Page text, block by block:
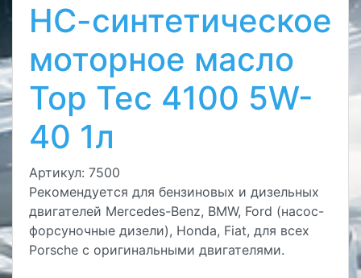
НС-синтетическое
моторное масло
Top Tec 4100 5W-
40 1л
Артикул: 7500
Рекомендуется для бензиновых и дизельных
двигателей Mercedes-Benz, BMW, Ford (насос-
форсуночные дизели), Honda, Fiat, для всех
Porsche с оригинальными двигателями.